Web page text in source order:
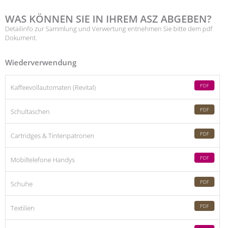
WAS KÖNNEN SIE IN IHREM ASZ ABGEBEN?
Detailinfo zur Sammlung und Verwertung entnehmen Sie bitte dem pdf
Dokument.
Wiederverwendung
Kaffeevollautomaten (Revital) PDF
Schultaschen PDF
Cartridges & Tintenpatronen PDF
Mobiltelefone Handys PDF
Schuhe PDF
Textilien PDF